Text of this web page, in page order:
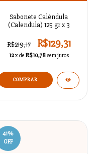
Sabonete Calêndula
(Calendula) 125 gr x 3
R$219,17 R$129,31
12x de R$10,78 sem juros
41%
OFF